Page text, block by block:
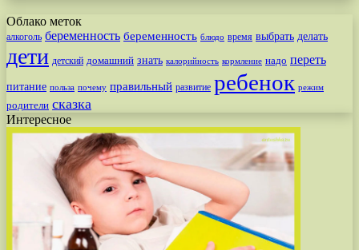
Облако меток
алкоголь беременность беременность блюдо время выбрать делать
дети детский домашний знать калорийность кормление надо переть
питание польза почему правильный развитие ребенок режим
родители сказка
Интересное